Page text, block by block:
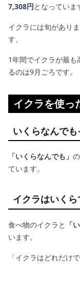
7,308円となっていま
イクラには旬があり
す。
1年間でイクラが最
るのは9月ごろです。
イクラを使っ
いくらなんで
「いくらなんでも」
ています。
イクラはいく
食べ物のイクラと 「
います。
「イクラはどれだけ